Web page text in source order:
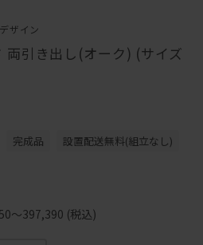
ザイン
両引き出し(オーク) (サイズ
完成品 設置配送無料(組立なし)
～397,390 (税込)